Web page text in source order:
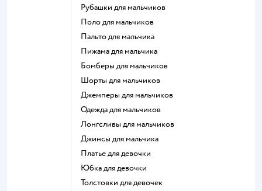
Рубашки для мальчиков
Поло для мальчиков
Пальто для мальчика
Пижама для мальчика
Бомберы для мальчиков
Шорты для мальчиков
Джемперы для мальчиков
Одежда для мальчиков
Лонгсливы для мальчиков
Джинсы для мальчика
Платье для девочки
Юбка для девочки
Толстовки для девочек